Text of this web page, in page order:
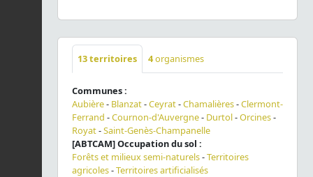
13territoires 4organismes
Communes :
Aubière- Blanzat-Ceyrat-Chamalières-Clermont-
Ferrand -Cournon-d'Auvergne- Durtol-Orcines-
Royat-Saint-Genès-Champanelle
[ABTCAM] Occupation du sol :
Forêts et milieux semi-naturels-Territoires
agricoles-Territoires artificialisés